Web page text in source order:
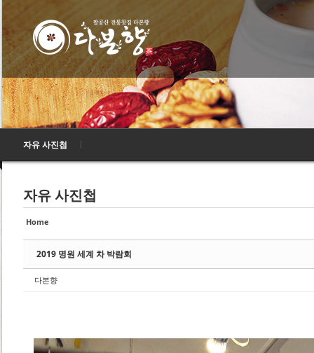
자유 사진첩
자유 사진첩
Home
2019 명원 세계 차 박람회
다본향
Sketchbook5, 스케치북5
Sketchbook5, 스케치북5
Sketchbook5, 스케치북5
Sketchbook5, 스케치북5